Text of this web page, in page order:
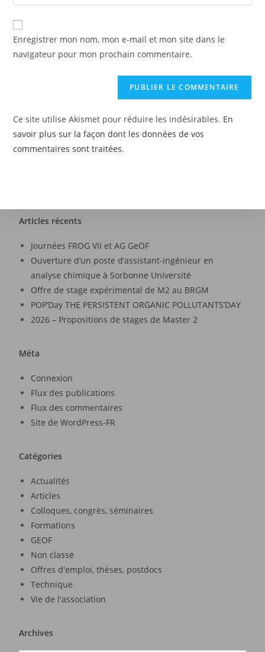
Enregistrer mon nom, mon e-mail et mon site dans le
navigateur pour mon prochain commentaire.
Ce site utilise Akismet pour réduire les indésirables. En
savoir plus sur la façon dont les données de vos
commentaires sont traitées.
Articles récents
Journées FROG VII et AG GeOF
Ouverture d’un poste d’assistant-ingénieur en
analyse chimique à Sorbonne Université
Offre de stage expérimental de M2 au BRGM
POP’Day THE PERSISTENT ORGANIC POLLUTANTS’DAY
2026 – Propositions de stages de Master 2
Méta
Connexion
Flux des publications
Flux des commentaires
Site de WordPress-FR
Catégories
Actualités
Articles
Colloques, congrès, séminaires
Formations
GEOF
Non classé
Offres d'emploi, thèses, postdocs
Technique
Vie de l'association
Archives